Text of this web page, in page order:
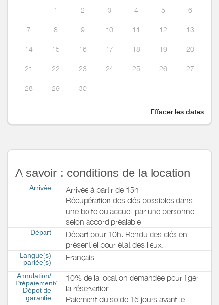
1 2 3 4 5 6
7 8 9 10 11 12 13
14 15 16 17 18 19 20
21 22 23 24 25 26 27
28 29 30
Effacer les dates
A savoir : conditions de la location
Arrivée
Arrivée à partir de 15h
Récupération des clés possibles dans
une boite ou accueil par une personne
selon accord préalable
Départ
Départ pour 10h. Rendu des clés en
présentiel pour état des lieux.
Langue(s)
parlée(s)
Français
Annulation/
Prépaiement/
Dépot de
garantie
10% de la location demandée pour figer
la réservation
Paiement du solde 15 jours avant le